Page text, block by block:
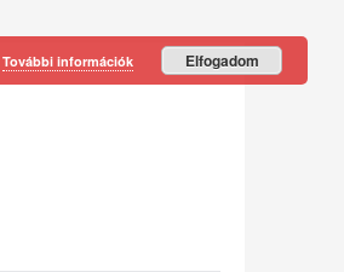
További információk Elfogadom